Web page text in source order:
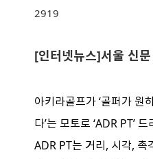
2919
[인터넷뉴스]서울 신
아키라골프가 ‘골퍼가 원
다’는 모토로 ‘ADR PT’
ADR PT는 거리, 시각, 촉